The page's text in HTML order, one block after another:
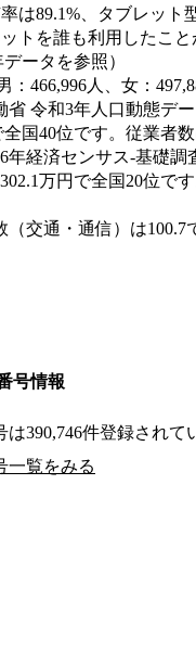
は89.1%、タブレッ
トを誰も利用したこ
ータを参照）
：466,996人、女：
令和3年人口動態デー
国40位です。従業者
経済センサス‐基礎調
万円で全国20位で
交通・通信）は
号情報
390,746件登録されて
一覧をみる